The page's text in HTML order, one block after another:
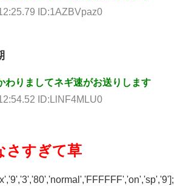
ID:1AZBVpaz0
わりましてネギ速がお送りします
ID:LlNF4MLU0
さすぎて草